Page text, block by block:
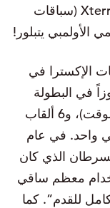
في كل من ركوب الدراجات الجبلية وXterra (سباقات
الأولمبي يتبلور!
الإكسترا في
المتحدة وخارجها. حققت 37 فوزاً في البطولة
(أكثر من أي أنثى أو ذكر آخر في ذلك الوقت)، و6 ألقاب
واحد. في عام
الذي كان
معظم ساقي
للقدم”. كما